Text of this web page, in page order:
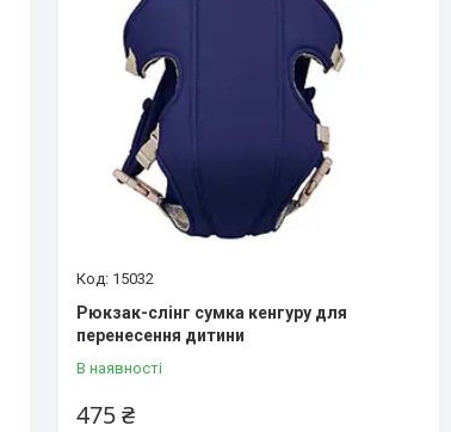
15032
Рюкзак-слінг сумка кенгуру для
перенесення дитини
В наявності
475 ₴